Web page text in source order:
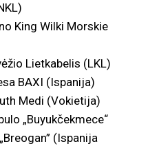
King Wilki Morskie
Lietkabelis (LKL)
BAXI (Ispanija)
Medi (Vokietija)
„Buyukčekmece“
(Ispanija